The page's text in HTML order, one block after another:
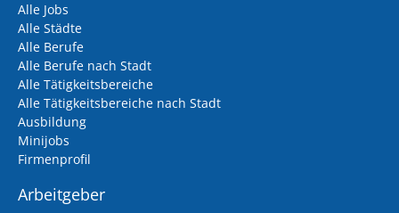
Alle Jobs
Alle Städte
Alle Berufe
Alle Berufe nach Stadt
Alle Tätigkeitsbereiche
Alle Tätigkeitsbereiche nach Stadt
Ausbildung
Minijobs
Firmenprofil
Arbeitgeber